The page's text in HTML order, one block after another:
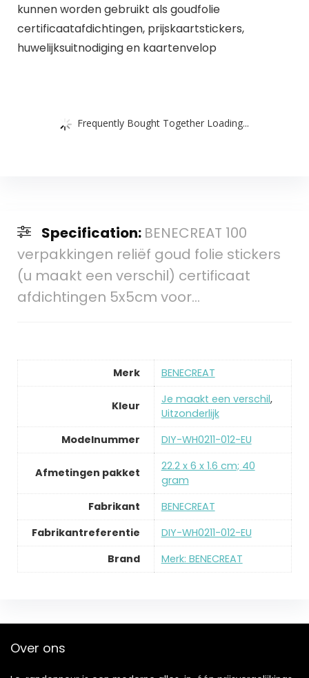
kunnen worden gebruikt als goudfolie
certificaatafdichtingen, prijskaartstickers,
huwelijksuitnodiging en kaartenvelop
Frequently Bought Together Loading...
Specification: BENECREAT 100
verpakkingen reliëf goud folie stickers
(u maakt een verschil) certificaat
afdichtingen 5x5cm voor…
Merk ‎BENECREAT
Kleur ‎Je maakt een verschil,
Uitzonderlijk
Modelnummer
‎DIY-WH0211-012-EU
Afmetingen pakket
‎22.2 x 6 x 1.6 cm; 40
gram
Fabrikant
‎BENECREAT
Fabrikantreferentie
‎DIY-WH0211-012-EU
Brand
Merk: BENECREAT
Over ons